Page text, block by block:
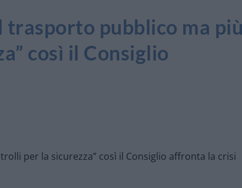
trasporto pubblico ma
così il Consiglio